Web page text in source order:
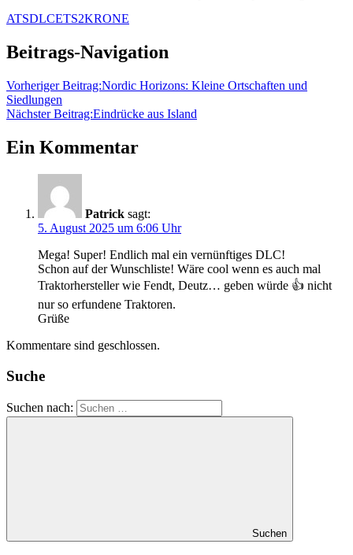
ATSDLCETS2KRONE
Beitrags-Navigation
Vorheriger Beitrag:Nordic Horizons: Kleine Ortschaften und
Siedlungen
Nächster Beitrag:Eindrücke aus Island
Ein Kommentar
Patrick sagt:
5. August 2025 um 6:06 Uhr
Mega! Super! Endlich mal ein vernünftiges DLC!
Schon auf der Wunschliste! Wäre cool wenn es auch mal
Traktorhersteller wie Fendt, Deutz… geben würde 👍 nicht
nur so erfundene Traktoren.
Grüße
Kommentare sind geschlossen.
Suche
Suchen nach:
Suchen